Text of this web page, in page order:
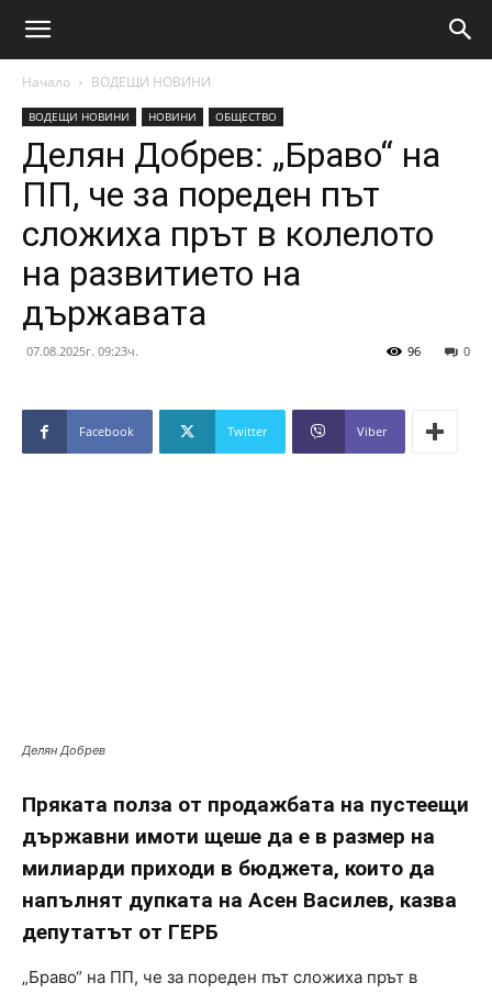
Начало ВОДЕЩИ НОВИНИ
ВОДЕЩИ НОВИНИ НОВИНИ ОБЩЕСТВО
Делян Добрев: „Браво“ на
ПП, че за пореден път
сложиха прът в колелото
на развитието на
държавата
07.08.2025г. 09:23ч. 0
96
Facebook Twitter Viber
Делян Добрев
Пряката полза от продажбата на пустеещи
държавни имоти щеше да е в размер на
милиарди приходи в бюджета, които да
напълнят дупката на Асен Василев, казва
депутатът от ГЕРБ
„Браво“ на ПП, че за пореден път сложиха прът в